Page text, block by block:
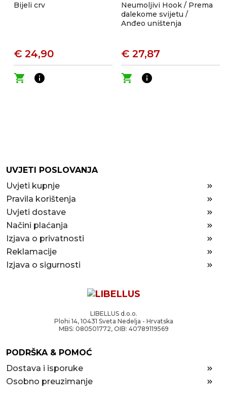
Bijeli crv
€ 24,90
shopping_cart
info
Neumoljivi Hook / Prema
dalekome svijetu /
Anđeo uništenja
€ 27,87
shopping_cart
info
UVJETI POSLOVANJA
Uvjeti kupnje
Pravila korištenja
Uvjeti dostave
Načini plaćanja
Izjava o privatnosti
Reklamacije
Izjava o sigurnosti
LIBELLUS d.o.o.
Plohi 14, 10431 Sveta Nedelja - Hrvatska
MBS: 080501772, OIB: 40789119569
PODRŠKA & POMOĆ
Dostava i isporuke
Osobno preuzimanje